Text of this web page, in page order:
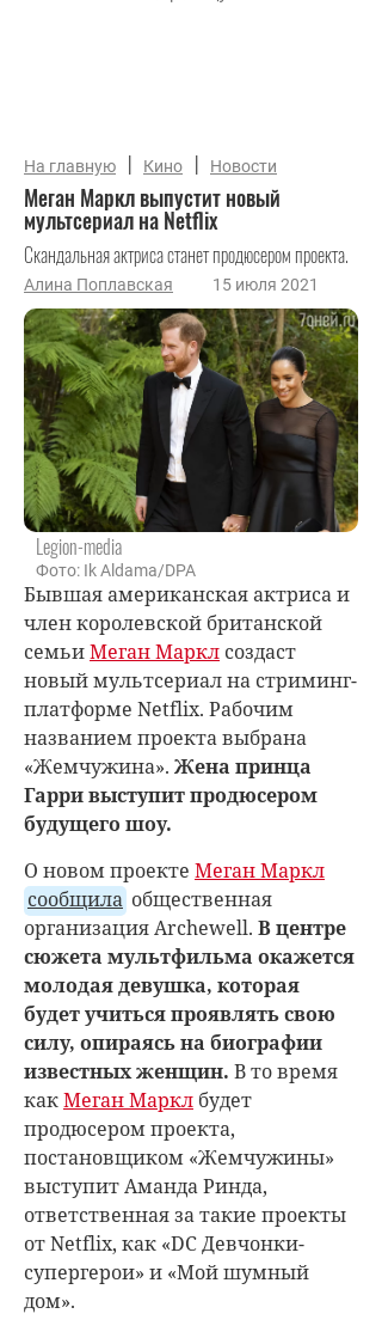
На главную | Кино | Новости
Меган Маркл выпустит новый
мультсериал на Netflix
Скандальная актриса станет продюсером проекта.
Алина Поплавская 15 июля 2021
Legion-media
Фото: Ik Aldama/DPA
Бывшая американская актриса и
член королевской британской
семьиМеган Маркл создаст
новый мультсериал на стриминг-
платформе Netflix. Рабочим
названием проекта выбрана
«Жемчужина». Жена принца
Гарри выступит продюсером
будущего шоу.
О новом проекте Меган Маркл
сообщила общественная
организация Archewell. В центре
сюжета мультфильма окажется
молодая девушка, которая
будет учиться проявлять свою
силу, опираясь на биографии
известных женщин. В то время
какМеган Маркл будет
продюсером проекта,
постановщиком «Жемчужины»
выступит Аманда Ринда,
ответственная за такие проекты
от Netflix, как «DC Девчонки-
супергерои» и «Мой шумный
дом».